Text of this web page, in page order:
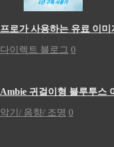
프로가 사용하는 유료 이미
다이렉트 블로그 0
Ambie 귀걸이형 블루투스
악기/ 음향/ 조명 0